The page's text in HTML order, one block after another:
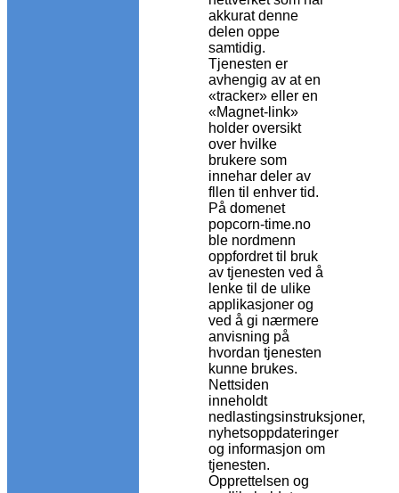
akkurat denne
delen oppe
samtidig.
Tjenesten er
avhengig av at en
«tracker» eller en
«Magnet-link»
holder oversikt
over hvilke
brukere som
innehar deler av
fllen til enhver tid.
På domenet
popcorn-time.no
ble nordmenn
oppfordret til bruk
av tjenesten ved å
lenke til de ulike
applikasjoner og
ved å gi nærmere
anvisning på
hvordan tjenesten
kunne brukes.
Nettsiden
inneholdt
nedlastingsinstruksjoner,
nyhetsoppdateringer
og informasjon om
tjenesten.
Opprettelsen og